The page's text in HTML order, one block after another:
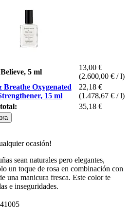
5 ml
13,00 €
(2.600,00 € / l)
Oxygenated
15 ml
22,18 €
(1.478,67 € / l)
35,18 €
ocasión!
sean naturales pero elegantes,
un toque de rosa en combinación con
una manicura fresca. Este color te
e inseguridades.